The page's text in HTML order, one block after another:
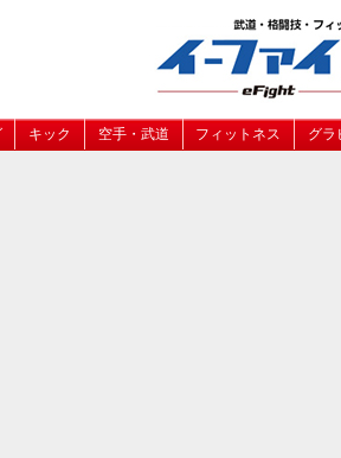
キック 空手・武道 フィットネス グラ